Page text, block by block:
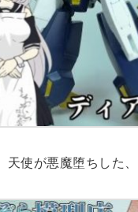
天使が悪魔堕ちした、